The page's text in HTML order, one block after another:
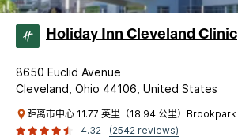
Holiday Inn Cleveland Clinic
8650 Euclid Avenue
Cleveland, Ohio 44106, United States
距离市中心 11.77 英里（18.94 公里）Brookpark
4.32
(2542 reviews)